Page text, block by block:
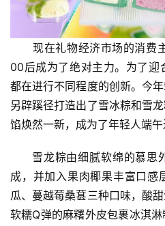
现在礼物经济市场的消费主
00后成为了绝对主力。为了迎
都在进行不同程度的创新。今
另辟蹊径打造出了雪冰粽和雪
馅焕然一新，成为了年轻人端午
雪龙粽由细腻软绵的慕思
成，并加入果肉椰果丰富口感
瓜、蔓越莓桑葚三种口味，酸
软糯Q弹的麻糬外皮包裹冰淇